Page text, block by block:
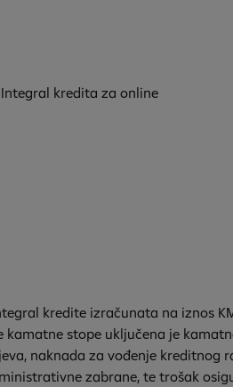
Integral kredita za online
kredite izračunata na iznos
stope uključena je
naknada za vođenje kreditnog
zabrane, te trošak